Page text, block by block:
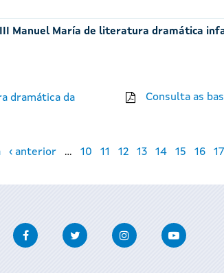
Manuel María de literatura dramática
dramática da
Consulta as
‹ anterior … 10 11 12 13 14 15 16 17
FacebookTwitter InstagramYoutube